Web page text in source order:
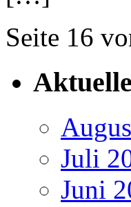
Seite 16
Juli
Juni